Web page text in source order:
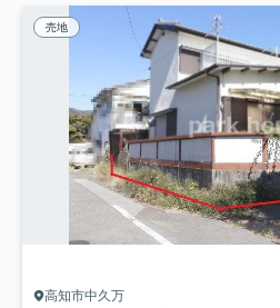
売地
高知市中久万